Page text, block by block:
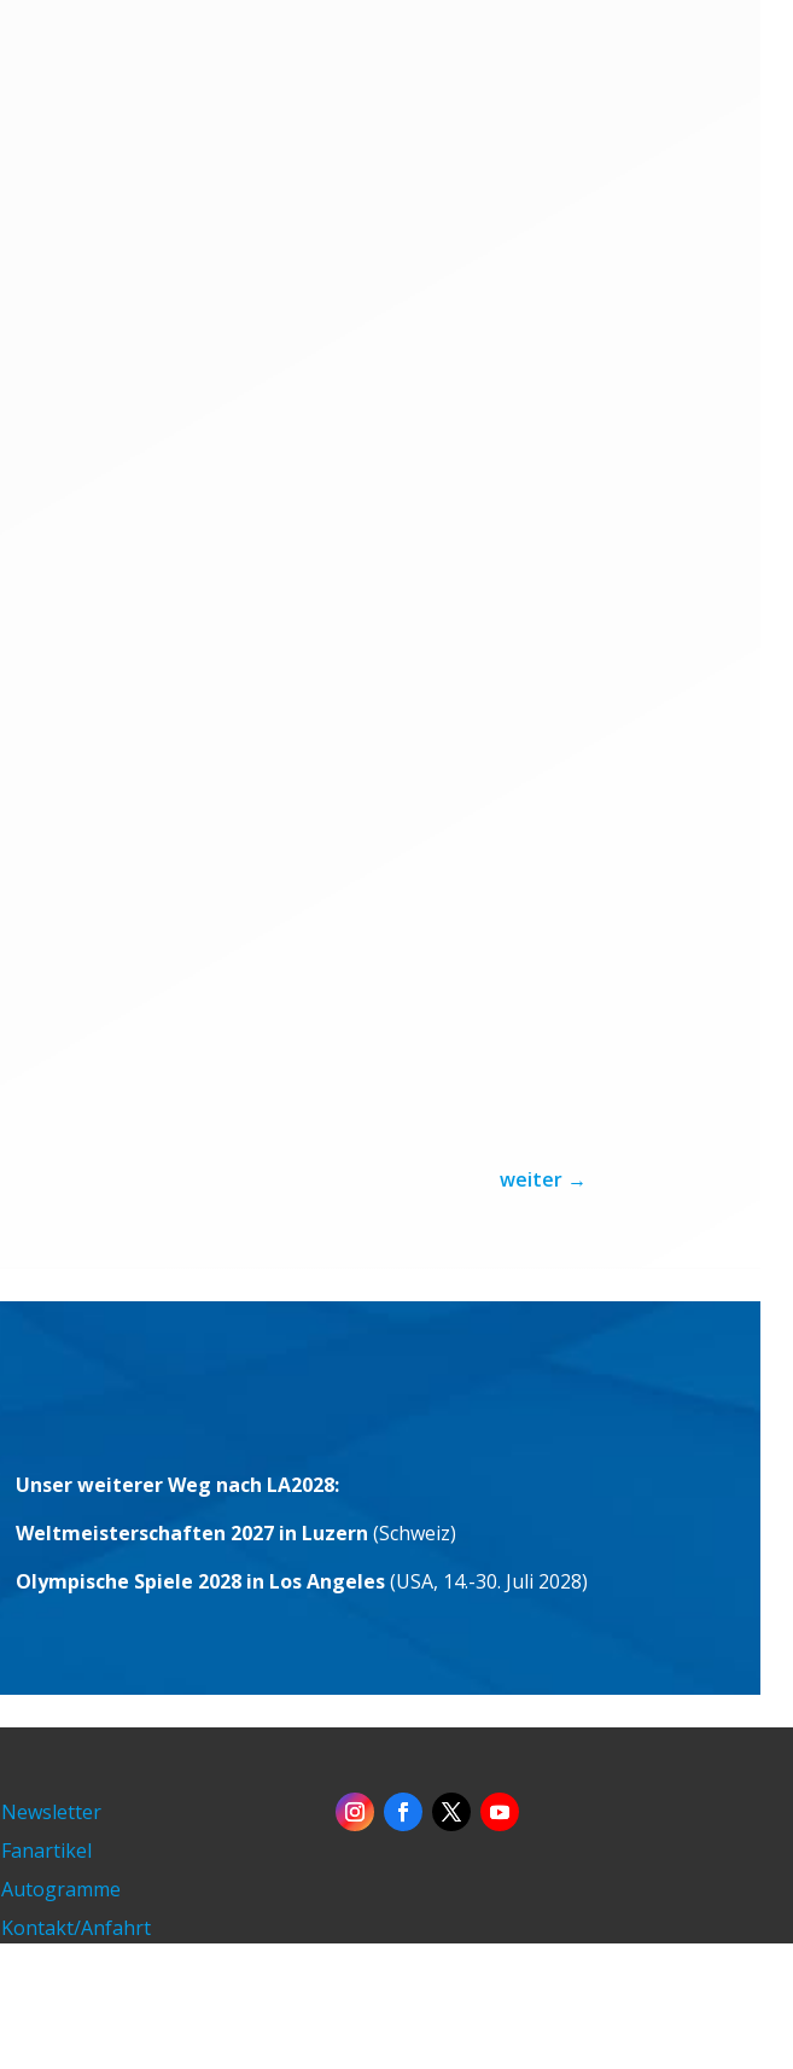
weiter →
Unser weiterer Weg nach LA2028:
Weltmeisterschaften 2027 in Luzern (Schweiz)
Olympische Spiele 2028 in Los Angeles(USA, 14.-30. Juli 2028)
Newsletter
Fanartikel
Autogramme
Kontakt/Anfahrt